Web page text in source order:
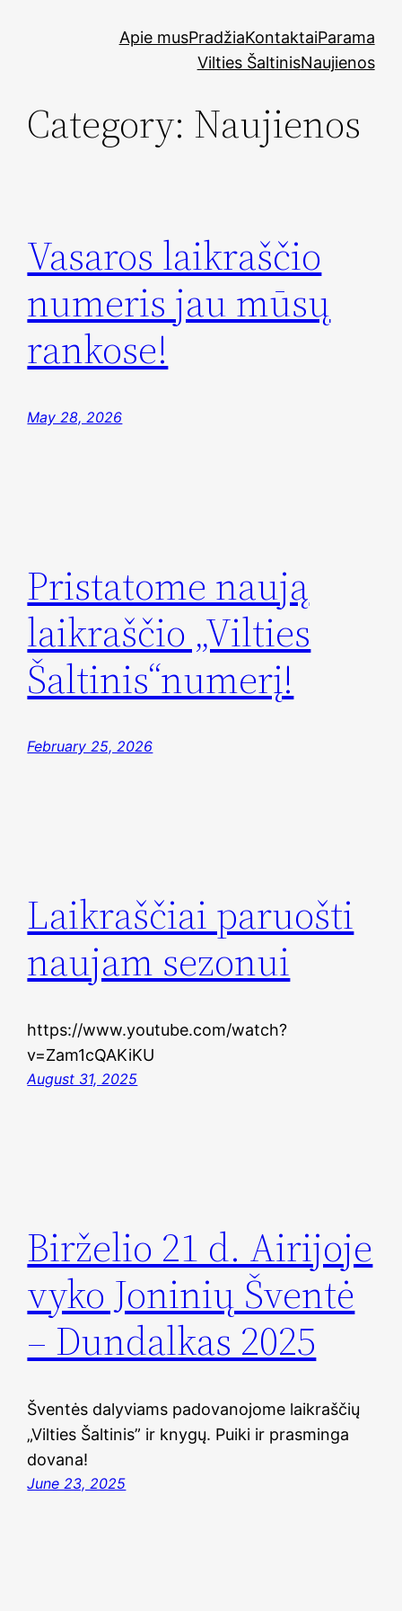
Apie musPradžiaKontaktaiParama
Vilties ŠaltinisNaujienos
Category: Naujienos
Vasaros laikraščio
numeris jau mūsų
rankose!
May 28, 2026
Pristatome naują
laikraščio „Vilties
Šaltinis“numerį!
February 25, 2026
Laikraščiai paruošti
naujam sezonui
https://www.youtube.com/watch?
v=Zam1cQAKiKU
August 31, 2025
Birželio 21 d. Airijoje
vyko Joninių Šventė
– Dundalkas 2025
Šventės dalyviams padovanojome laikraščių
„Vilties Šaltinis” ir knygų. Puiki ir prasminga
dovana!
June 23, 2025